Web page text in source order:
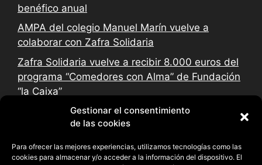
Gestionar el consentimiento
de las cookies
Para ofrecer las mejores experiencias, utilizamos tecnologías como las
cookies para almacenar y/o acceder a la información del dispositivo. El
benéfico anual
AMPA del colegio Manuel Marín vuelve a
colaborar con Zafra Solidaria
Zafra Solidaria vuelve a recibir 8.000 euros del
programa “Comedores con Alma” de Fundación
“la Caixa”